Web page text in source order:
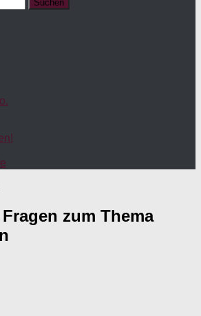
zum Thema